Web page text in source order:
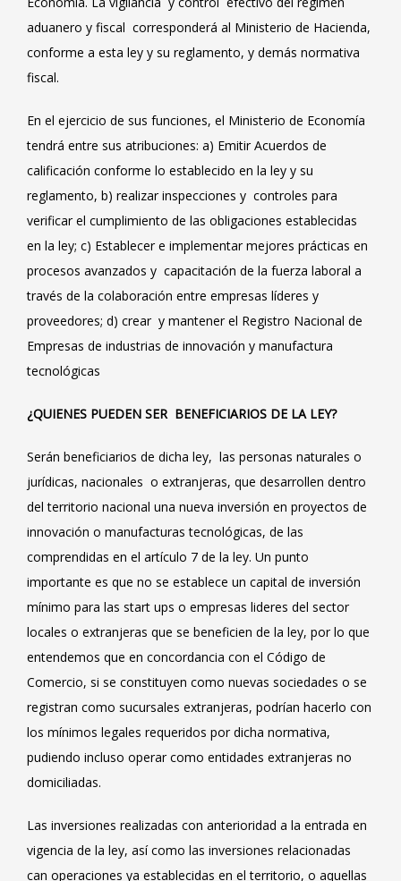
aduanero y fiscal corresponderá al Ministerio de Hacienda,
conforme a esta ley y su reglamento, y demás normativa
fiscal.
En el ejercicio de sus funciones, el Ministerio de Economía
tendrá entre sus atribuciones: a) Emitir Acuerdos de
calificación conforme lo establecido en la ley y su
reglamento, b) realizar inspecciones y controles para
verificar el cumplimiento de las obligaciones establecidas
en la ley; c) Establecer e implementar mejores prácticas en
procesos avanzados y capacitación de la fuerza laboral a
través de la colaboración entre empresas líderes y
proveedores; d) crear y mantener el Registro Nacional de
Empresas de industrias de innovación y manufactura
tecnológicas
¿QUIENES PUEDEN SER BENEFICIARIOS DE LA LEY?
Serán beneficiarios de dicha ley, las personas naturales o
jurídicas, nacionales o extranjeras, que desarrollen dentro
del territorio nacional una nueva inversión en proyectos de
innovación o manufacturas tecnológicas, de las
comprendidas en el artículo 7 de la ley. Un punto
importante es que no se establece un capital de inversión
mínimo para las start ups o empresas lideres del sector
locales o extranjeras que se beneficien de la ley, por lo que
entendemos que en concordancia con el Código de
Comercio, si se constituyen como nuevas sociedades o se
registran como sucursales extranjeras, podrían hacerlo con
los mínimos legales requeridos por dicha normativa,
pudiendo incluso operar como entidades extranjeras no
domiciliadas.
Las inversiones realizadas con anterioridad a la entrada en
vigencia de la ley, así como las inversiones relacionadas
can operaciones ya establecidas en el territorio, o aquellas